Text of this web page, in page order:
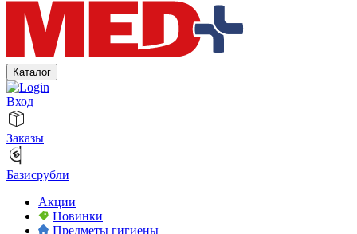
Каталог
Вход
Заказы
Базисрубли
Акции
Новинки
Предметы гигиены